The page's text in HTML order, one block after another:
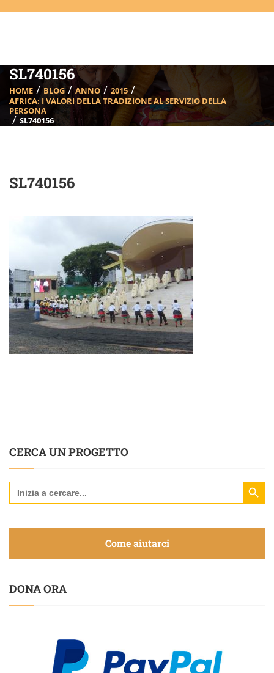
SL740156
HOME BLOG ANNO
2015
AFRICA: I VALORI DELLA TRADIZIONE AL SERVIZIO DELLA
PERSONA
SL740156
SL740156
CERCA UN PROGETTO
Search
for:
Search
Come aiutarci
DONA ORA